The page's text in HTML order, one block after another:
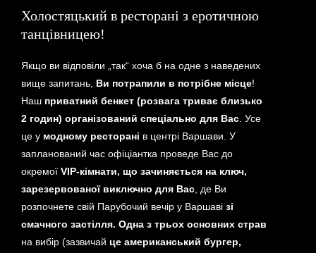
Холостяцький в ресторані з еротичною
танцівницею!
Якщо ви відповіли „так“ хоча б на одне з наведених
вище запитань, Ви потрапили в потрібне місце!
Наш приватний бенкет (розвага триває близько
2 годин) організований спеціально для Вас. Усе
це у модному ресторані в центрі Варшави. У
запланований час офіціантка проведе Вас до
окремої VIP-кімнати, що зачиняється на ключ,
зарезервованої виключно для Вас, де Ви
розпочнете свій Парубочий вечір у Варшаві зі
смачного застілля. Одна з трьох основних страв
на вибір (зазвичай це американський бургер,